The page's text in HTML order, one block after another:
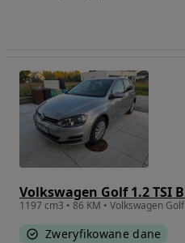
Volkswagen Golf 1.2 TSI
Zweryfikowane dane